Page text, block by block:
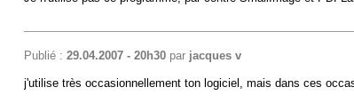
Publié : 29.04.2007 - 20h30par jacques v
j'utilise très occasionnellement ton logiciel, mais dans ces